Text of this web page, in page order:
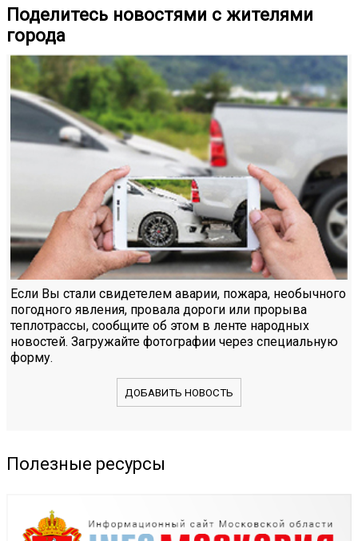
Поделитесь новостями с жителями
города
Если Вы стали свидетелем аварии, пожара, необычного
погодного явления, провала дороги или прорыва
теплотрассы, сообщите об этом в ленте народных
новостей. Загружайте фотографии через специальную
форму.
ДОБАВИТЬ НОВОСТЬ
Полезные ресурсы